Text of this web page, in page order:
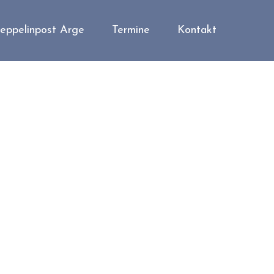
Arge Termine Kontakt